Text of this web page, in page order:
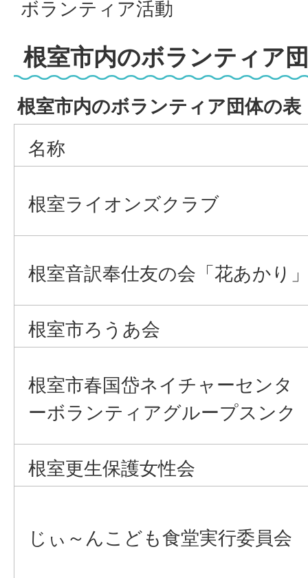
ボランティア活動
根室市内のボランティア
根室市内のボランティア団体の表
名称
根室ライオンズクラブ
根室音訳奉仕友の会「花あかり
根室市ろうあ会
根室市春国岱ネイチャーセンタ
ーボランティアグループスンク
根室更生保護女性会
じぃ～んこども食堂実行委員会